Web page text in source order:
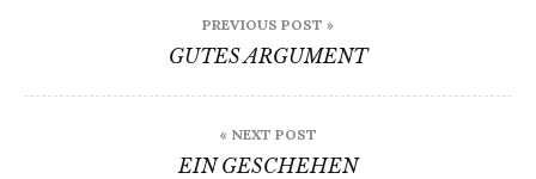
PREVIOUS POST »
GUTES ARGUMENT
« NEXT POST
EIN GESCHEHEN